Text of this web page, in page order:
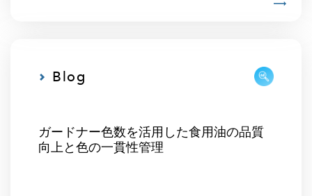
Blog
ガードナー色数を活用した食用油の品質
向上と色の一貫性管理